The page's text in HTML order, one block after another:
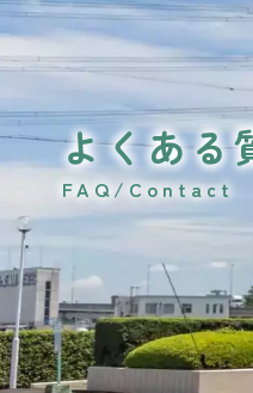
よくある
FAQ/Contact